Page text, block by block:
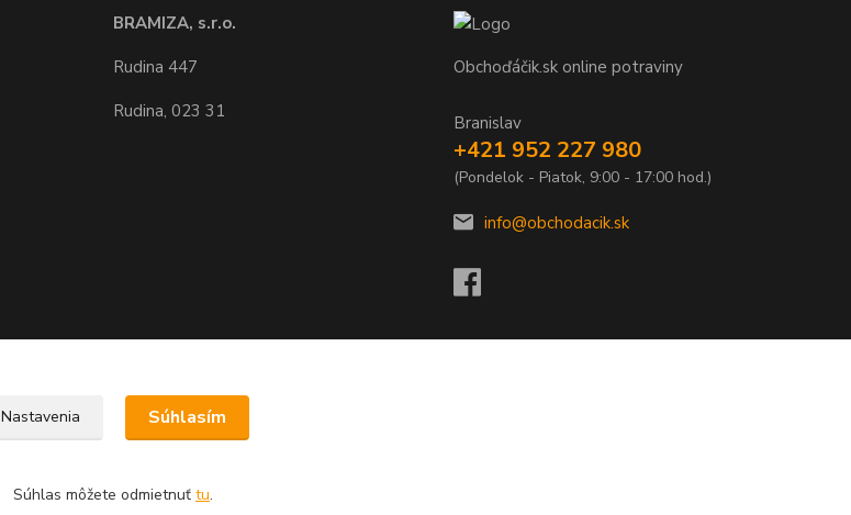
BRAMIZA, s.r.o.
Rudina 447
Rudina, 023 31
Obchoďáčik.sk online potraviny
Branislav
+421 952 227 980
(Pondelok - Piatok, 9:00 - 17:00 hod.)
info@obchodacik.sk
Upravit sběr cookies.
Nastavenia Súhlasím
Súhlas môžete odmietnuť tu.